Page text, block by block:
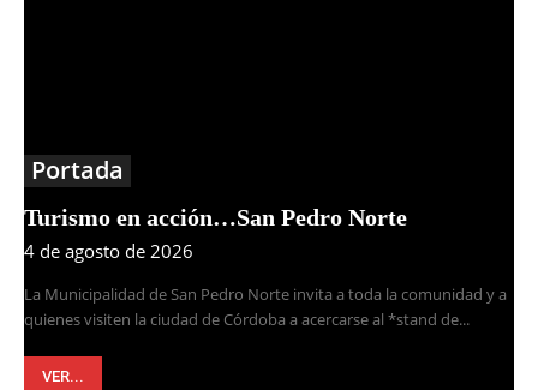
Portada
Turismo en acción…San Pedro Norte
4 de agosto de 2026
La Municipalidad de San Pedro Norte invita a toda la comunidad y a
quienes visiten la ciudad de Córdoba a acercarse al *stand de...
VER...